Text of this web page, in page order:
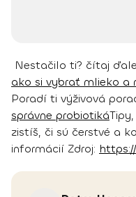
Nestačilo ti? čítaj
ako si vybrať mlieko a
Poradí ti výživová
správne probiotikáTipy,
zistíš, či sú čerstvé a
informácií Zdroj: